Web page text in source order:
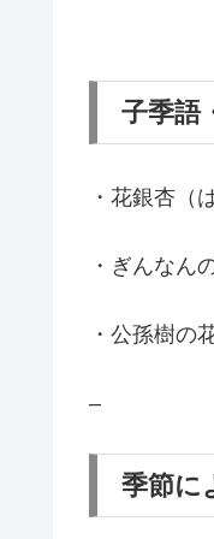
子季語
・花銀杏（
・ぎんなん
・公孫樹の
–
季節に